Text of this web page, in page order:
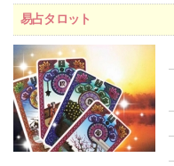
易占タロット